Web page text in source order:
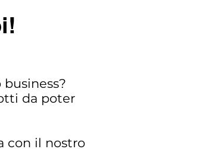
da poter
con il nostro